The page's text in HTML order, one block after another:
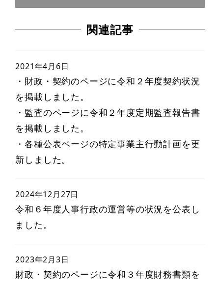
関連記事
・財政・契約のページに令和２年度契約状況
を掲載しました。
・監査のページに令和２年度定期監査報告書
を掲載しました。
・各種公表ページの特定事業主行動計画を更
新しました。
2021年4月6日
令和６年度人事行政の運営等の状況を公表し
ました。
2024年12月27日
財政・契約のページに令和３年度財務書類を
2023年2月3日